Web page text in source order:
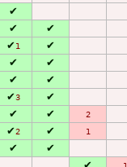
✔
✔
✔
✔1
✔
✔
✔
✔
✔
✔3
✔
✔ ✔ 2
✔2 ✔ 1
✔
✔